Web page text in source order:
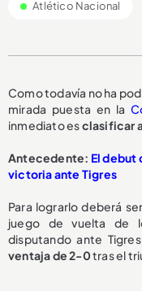
Atlético Nacional
Como todavía no ha
mirada puesta en la
inmediato esclasificar
Antecedente: El debut
victoria ante Tigres
Para lograrlo deberá
juego de vuelta de
disputando ante
ventaja de 2-0tras el